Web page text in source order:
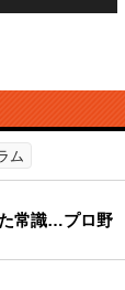
ム
た常識…プロ野